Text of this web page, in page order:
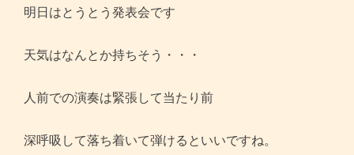
明日はとうとう発表会です
天気はなんとか持ちそう・・・
人前での演奏は緊張して当たり前
深呼吸して落ち着いて弾けるといいですね。